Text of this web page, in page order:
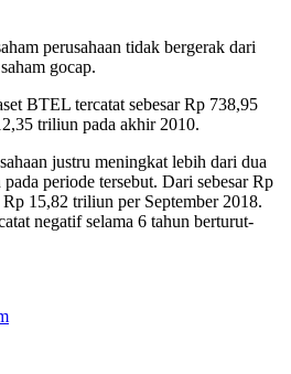
perusahaan tidak bergerak dari
gocap.
BTEL tercatat sebesar Rp 738,95
triliun pada akhir 2010.
justru meningkat lebih dari dua
periode tersebut. Dari sebesar Rp
15,82 triliun per September 2018.
negatif selama 6 tahun berturut-